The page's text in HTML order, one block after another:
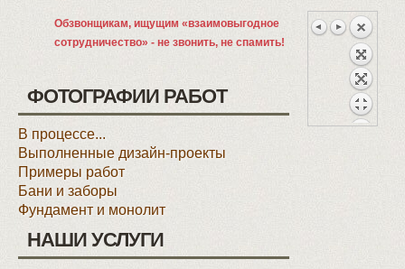
Обзвонщикам, ищущим «взаимовыгодное
сотрудничество» - не звонить, не спамить!
ФОТОГРАФИИ РАБОТ
В процессе...
Выполненные дизайн-проекты
Примеры работ
Бани и заборы
Фундамент и монолит
НАШИ УСЛУГИ